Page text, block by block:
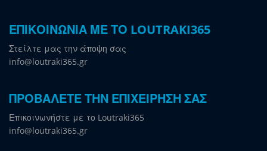
ΕΠΙΚΟΙΝΩΝΙΑ ΜΕ ΤΟ LOUTRAKI365
Στείλτε μας την άποψη σας
info@loutraki365.gr
ΠΡΟΒΑΛΕΤΕ ΤΗΝ ΕΠΙΧΕΙΡΗΣΗ ΣΑΣ
Επικοινωνήστε με το Loutraki365
info@loutraki365.gr